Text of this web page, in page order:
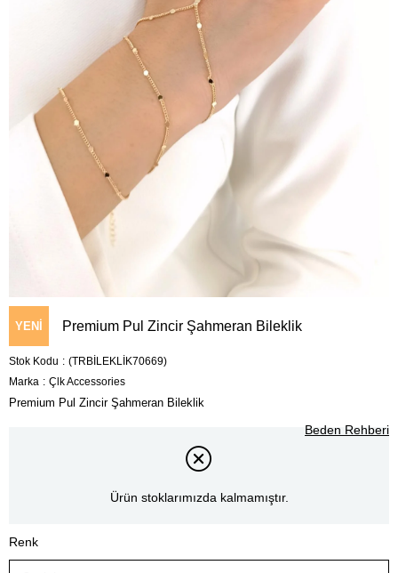
YENI
ÜRÜN
Premium Pul Zincir Şahmeran Bileklik
Stok Kodu
(TRBİLEKLİK70669)
Marka : Çlk Accessories
Premium Pul Zincir Şahmeran Bileklik
Beden Rehberi
Ürün stoklarımızda kalmamıştır.
Renk